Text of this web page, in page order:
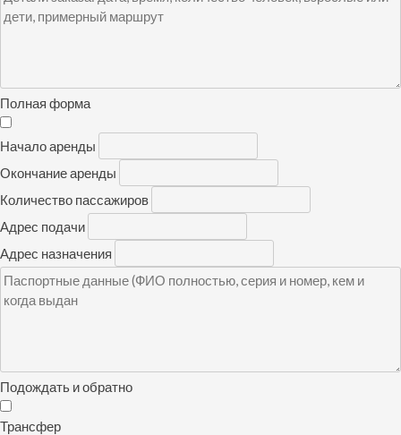
Полная форма
Начало аренды
Окончание аренды
Количество пассажиров
Адрес подачи
Адрес назначения
Подождать и обратно
Трансфер